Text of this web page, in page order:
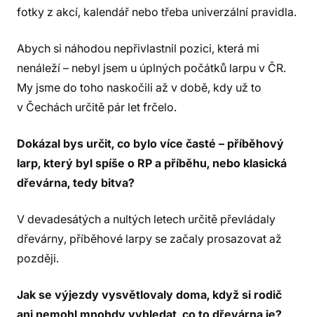
fotky z akcí, kalendář nebo třeba univerzální pravidla.
Abych si náhodou nepřivlastnil pozici, která mi
nenáleží – nebyl jsem u úplných počátků larpu v ČR.
My jsme do toho naskočili až v době, kdy už to
v Čechách určitě pár let frčelo.
Dokázal bys určit, co bylo více časté – příběhový
larp, který byl spíše o RP a příběhu, nebo klasická
dřevárna, tedy bitva?
V devadesátých a nultých letech určitě převládaly
dřevárny, příběhové larpy se začaly prosazovat až
později.
Jak se výjezdy vysvětlovaly doma, když si rodič
ani nemohl mnohdy vyhledat, co to dřevárna je?